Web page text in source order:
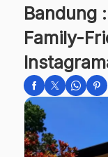
Bandung
Family-